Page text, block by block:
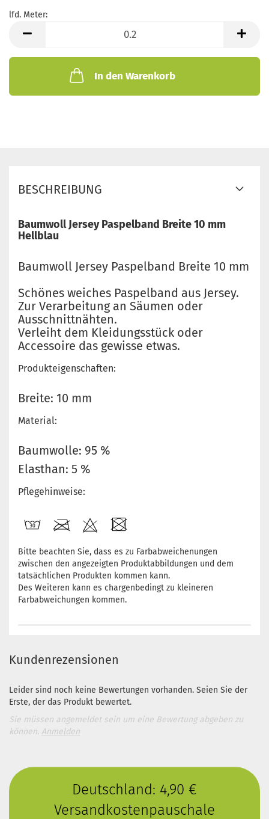
lfd. Meter:
Meter
In den Warenkorb
BESCHREIBUNG
Baumwoll Jersey Paspelband Breite 10 mm
Hellblau
Baumwoll Jersey Paspelband Breite 10 mm
Schönes weiches Paspelband aus Jersey.
Zur Verarbeitung an Säumen oder
Ausschnittnähten.
Verleiht dem Kleidungsstück oder
Accessoire das gewisse etwas.
Produkteigenschaften:
Breite: 10 mm
Material:
Baumwolle: 95 %
Elasthan: 5 %
Pflegehinweise:
Bitte beachten Sie, dass es zu Farbabweichenungen
zwischen den angezeigten Produktabbildungen und dem
tatsächlichen Produkten kommen kann.
Des Weiteren kann es chargenbedingt zu kleineren
Farbabweichungen kommen.
Kundenrezensionen
Leider sind noch keine Bewertungen vorhanden. Seien Sie der
Erste, der das Produkt bewertet.
Sie müssen angemeldet sein um eine Bewertung abgeben zu
können. Anmelden
Deutschland: 4,90 €
Versandkostenpauschale